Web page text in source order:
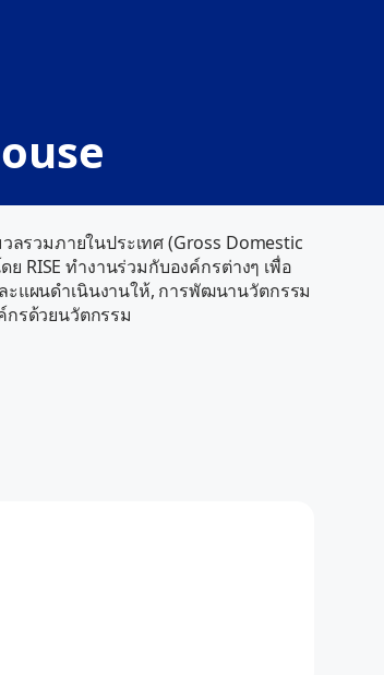
รวมภายในประเทศ (Gross Domestic
RISE ทำงานร่วมกับองค์กรต่างๆ เพื่อ
แผนดำเนินงานให้, การพัฒนานวัตกรรม
รด้วยนวัตกรรม